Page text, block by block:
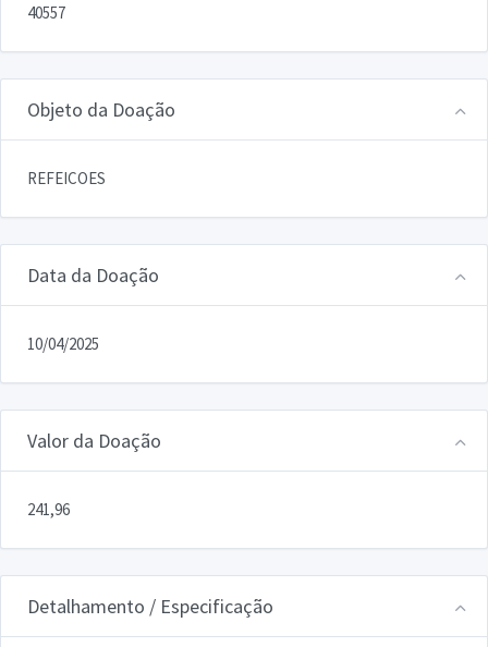
40557
Objeto da Doação
REFEICOES
Data da Doação
10/04/2025
Valor da Doação
241,96
Detalhamento / Especificação